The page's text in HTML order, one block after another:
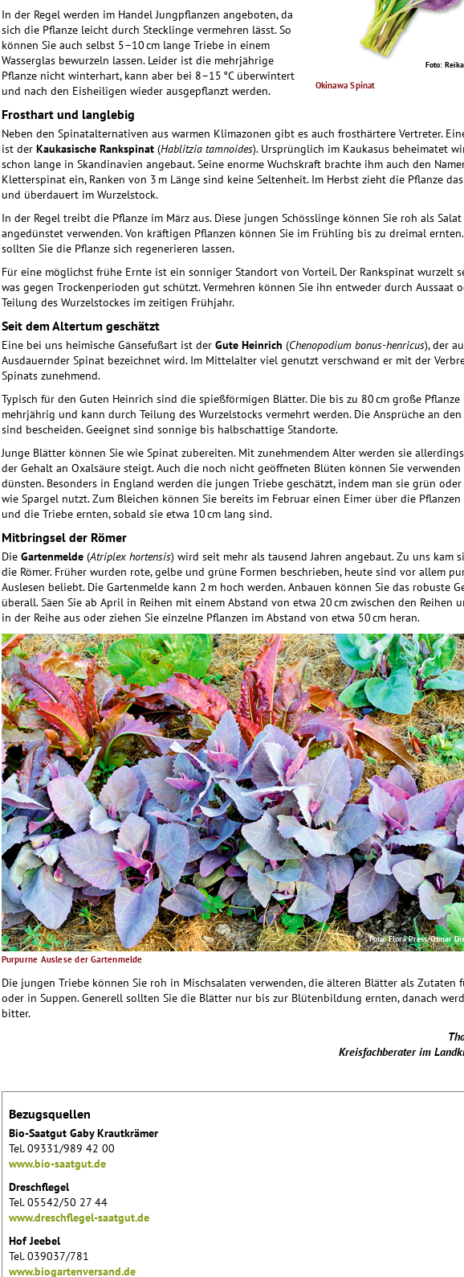
Foto:
Okinawa ­Spinat
In der Regel werden im Handel Jungpflanzen angeboten, da
sich die Pflanze leicht durch Stecklinge vermehren lässt. So
können Sie auch selbst 5–10 cm lange Triebe in einem
Wasserglas bewurzeln lassen. Leider ist die mehrjährige
Pflanze nicht winterhart, kann aber bei 8–15 °C überwintert
und nach den Eisheiligen wieder ausgepflanzt werden.
Frosthart und langlebig
Neben den Spinatalternativen aus warmen Klimazonen gibt es auch frosthärtere Vertreter.
ist der Kauka­sische Rankspinat(Hablitzia tamnoides). Ursprünglich im Kaukasus beheimatet
schon lange in Skandinavien angebaut. Seine enorme Wuchskraft brachte ihm auch den
Kletterspinat ein, Ranken von 3 m Länge sind keine Seltenheit. Im Herbst zieht die Pflanze
und überdauert im Wurzelstock.
In der Regel treibt die Pflanze im März aus. Diese jungen Schösslinge können Sie roh als
angedünstet verwenden. Von kräftigen Pflanzen können Sie im Frühling bis zu dreimal ernten.
sollten Sie die Pflanze sich regenerieren lassen.
Für eine möglichst frühe Ernte ist ein sonniger Standort von Vorteil. Der Rankspinat wurzelt
was gegen Trockenperioden gut schützt. Vermehren können Sie ihn entweder durch Aussaat
Teilung des Wurzelstockes im zeitigen Frühjahr.
Seit dem Altertum geschätzt
Eine bei uns heimische Gänsefußart ist der Gute Heinrich (Chenopodium bonus-henricus), der
Ausdauernder Spinat bezeichnet wird. Im Mittelalter viel genutzt verschwand er mit der
Spinats zunehmend.
Typisch für den Guten Heinrich sind die spießförmigen Blätter. Die bis zu 80 cm große Pflanze
mehrjährig und kann durch Teilung des Wurzelstocks vermehrt werden. Die Ansprüche an den
sind bescheiden. Geeignet sind sonnige bis halbschattige Standorte.
Junge Blätter können Sie wie Spinat zubereiten. Mit zunehmendem Alter werden sie
der Gehalt an Oxalsäure steigt. Auch die noch nicht geöffneten Blüten können Sie verwenden
dünsten. Besonders in England werden die jungen Triebe geschätzt, indem man sie grün
wie Spargel nutzt. Zum Bleichen können Sie bereits im Februar einen Eimer über die
und die Triebe ernten, sobald sie etwa 10 cm lang sind.
Mitbringsel der Römer
Die Gartenmelde(Atriplex hortensis) wird seit mehr als tausend Jahren angebaut. Zu uns kam
die Römer. Früher wurden rote, gelbe und grüne Formen beschrieben, heute sind vor allem
Auslesen beliebt. Die Gartenmelde kann 2 m hoch werden. Anbauen können Sie das robuste
überall. Säen Sie ab April in Reihen mit einem Abstand von etwa 20 cm zwischen den Reihen
in der Reihe aus oder ziehen Sie einzelne Pflanzen im Abstand von etwa 50 cm heran.
Foto: Flora Press/Otmar
Purpurne Auslese der Gartenmelde
Die jungen Triebe können Sie roh in Mischsalaten verwenden, die älteren Blätter als Zutaten
oder in Suppen. Generell sollten Sie die Blätter nur bis zur Blütenbildung ernten, danach
bitter.
Kreisfachberater im
Bezugsquellen
Bio-Saatgut Gaby Krautkrämer
Tel. 09331/989 42 00
www.bio-saatgut.de
Dreschflegel
Tel. 05542/50 27 44
www.dreschflegel-saatgut.de
Hof Jeebel
Tel. 039037/781
www.biogartenversand.de